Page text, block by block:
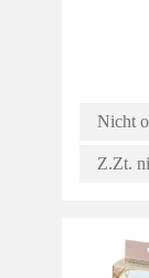
Nicht
Z.Zt.